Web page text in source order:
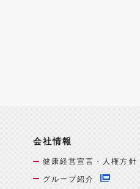
会社情報
健康経営宣言・人権方針
グループ紹介